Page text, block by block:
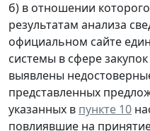
б) в отношении
результатам анализа
официальном сайте
системы в сфере
выявлены
представленных
указанных в пункте 10
повлиявшие на